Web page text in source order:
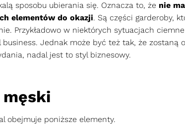
sposobu ubierania się. Oznacza to, że nie
elementów do okazji. Są części garderoby,
Przykładowo w niektórych sytuacjach
Jednak może być też tak, że zostaną
nadal jest to styl biznesowy.
męski
obejmuje poniższe elementy.